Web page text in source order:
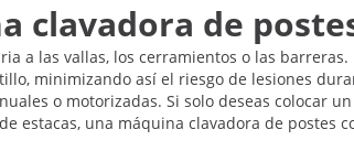
clavadora de
a las vallas, los cerramientos o las
minimizando así el riesgo de lesiones
o motorizadas. Si solo deseas colocar
estacas, una máquina clavadora de postes